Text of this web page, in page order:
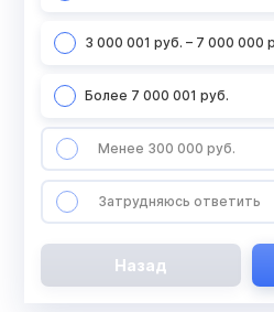
3 000 001 руб. – 7 000 000
Более 7 000 001 руб.
Менее 300 000 руб.
Затрудняюсь ответить
Назад